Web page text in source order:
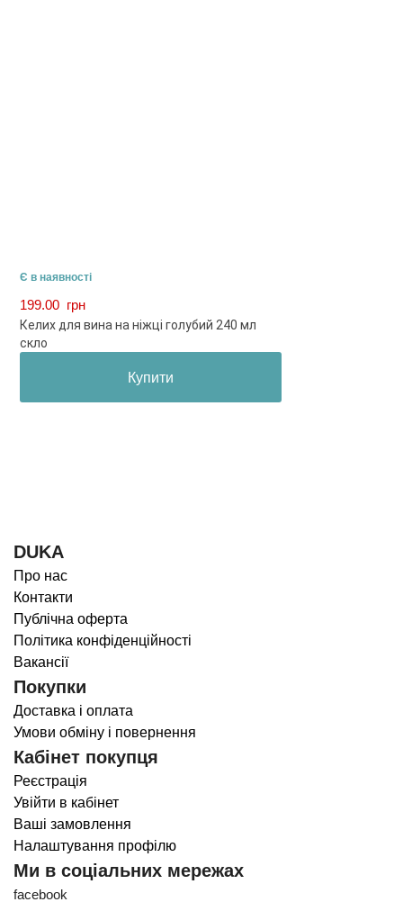
Є в наявності
199.00 грн
Келих для вина на ніжці голубий 240 мл
скло
Купити
DUKA
Про нас
Контакти
Публічна оферта
Політика конфіденційності
Вакансії
Покупки
Доставка і оплата
Умови обміну і повернення
Кабінет покупця
Реєстрація
Увійти в кабінет
Ваші замовлення
Налаштування профілю
Ми в соціальних мережах
facebook